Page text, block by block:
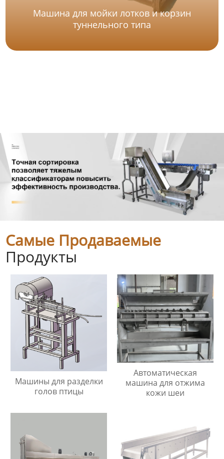
Машина для мойки лотков и корзин
туннельного типа
Самые Продаваемые
Продукты
Машины для разделки
голов птицы
Автоматическая
машина для отжима
кожи шеи